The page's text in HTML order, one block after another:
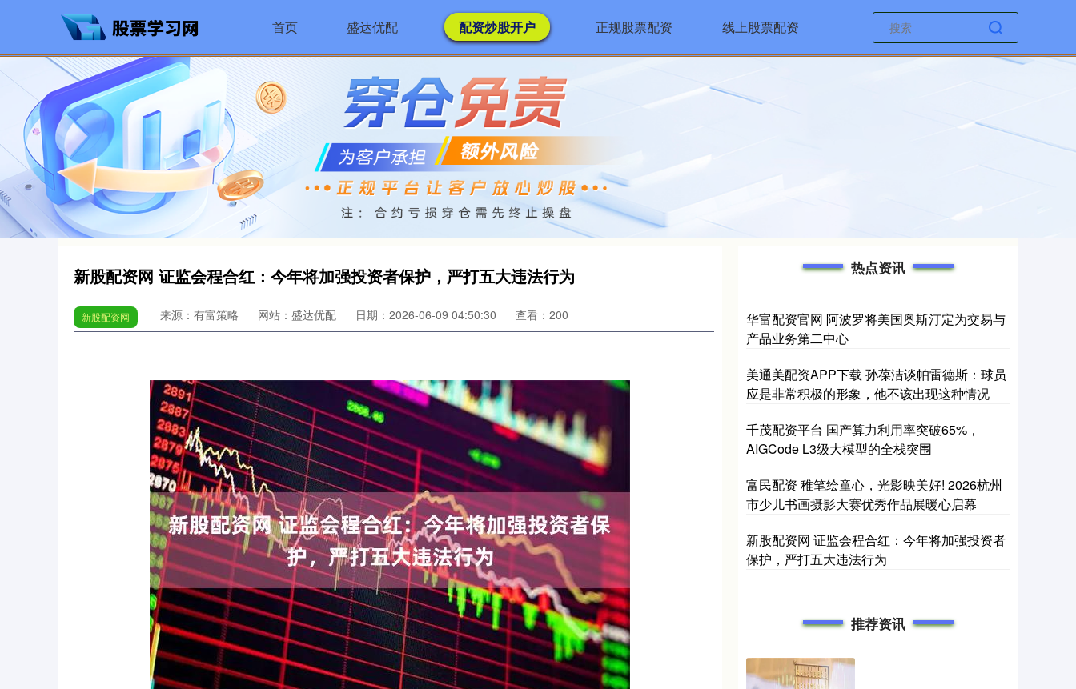
首页 盛达优配 配资炒股开户 正规股票配资 线上股票配资
新股配资网 证监会程合红：今年将加强投资者保护，严打五大违法行为
新股配资网 来源：有富策略 网站：盛达优配 日期：2026-06-09 04:50:30 查看：200
热点资讯
华富配资官网 阿波罗将美国奥斯汀定为交易与
产品业务第二中心
美通美配资APP下载 孙葆洁谈帕雷德斯：球员
应是非常积极的形象，他不该出现这种情况
千茂配资平台 国产算力利用率突破65%，
AIGCode L3级大模型的全栈突围
富民配资 稚笔绘童心，光影映美好! 2026杭州
市少儿书画摄影大赛优秀作品展暖心启幕
新股配资网 证监会程合红：今年将加强投资者
保护，严打五大违法行为
推荐资讯